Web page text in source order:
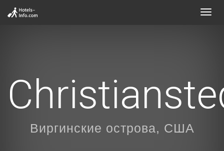
Виргинские острова, США